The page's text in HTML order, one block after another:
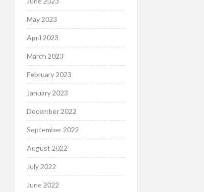
May 2023
April 2023
March 2023
February 2023
January 2023
December 2022
September 2022
August 2022
July 2022
June 2022